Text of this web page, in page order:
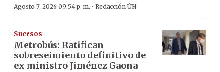
Agosto 7, 2026 09:54 p. m. · Redacción ÚH
Sucesos
Metrobús: Ratifican
sobreseimiento definitivo de
ex ministro Jiménez Gaona